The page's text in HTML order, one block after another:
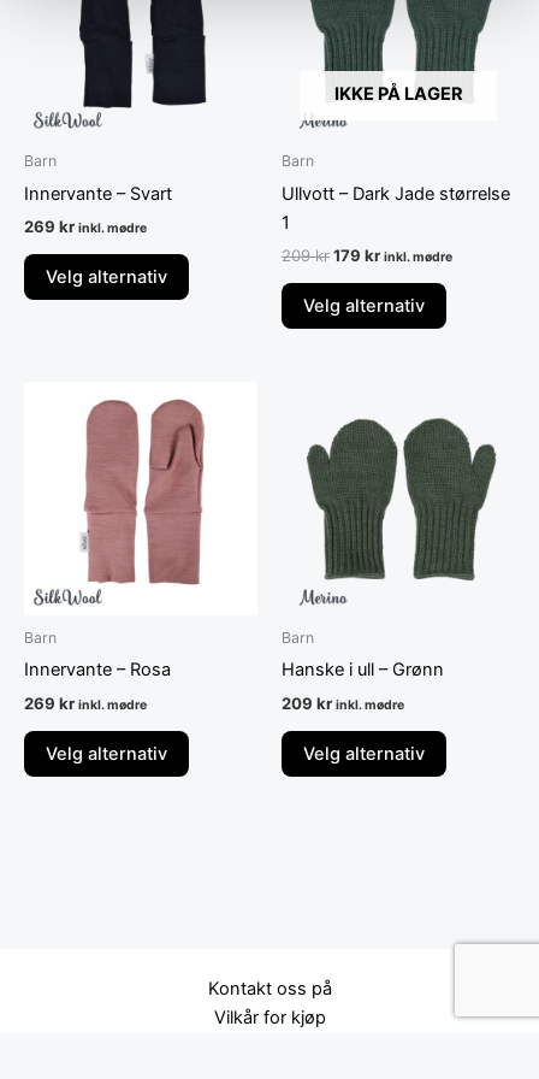
Barn
Innervante – Svart
269 kr inkl. mødre
Velg alternativ
flere
varianter.
Alternativene
kan
IKKE PÅ LAGER
Barn
Ullvott – Dark Jade størrelse
1
209kr179 kr inkl. mødre
Velg alternativ
flere
varianter.
kan
Barn
Innervante – Rosa
269 kr inkl. mødre
Velg alternativ
produktet
har
flere
varianter.
kan
Barn
Hanske i ull – Grønn
209 kr inkl. mødre
Velg alternativ
produktet
har
flere
varianter.
kan
Kontakt oss på
Vilkår for kjøp